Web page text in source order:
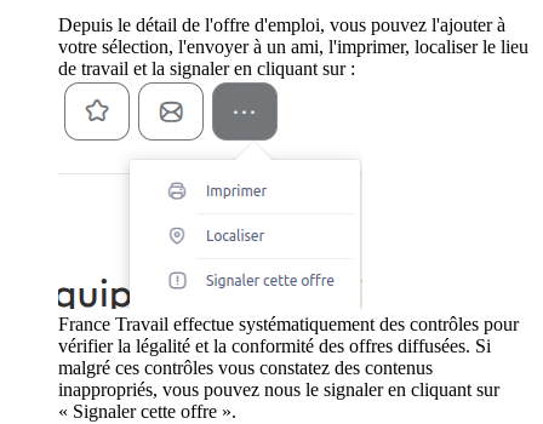
Depuis le détail de l'offre d'emploi, vous pouvez l'ajouter à
votre sélection, l'envoyer à un ami, l'imprimer, localiser le lieu
de travail et la signaler en cliquant sur :
France Travail effectue systématiquement des contrôles pour
vérifier la légalité et la conformité des offres diffusées. Si
malgré ces contrôles vous constatez des contenus
inappropriés, vous pouvez nous le signaler en cliquant sur
« Signaler cette offre ».